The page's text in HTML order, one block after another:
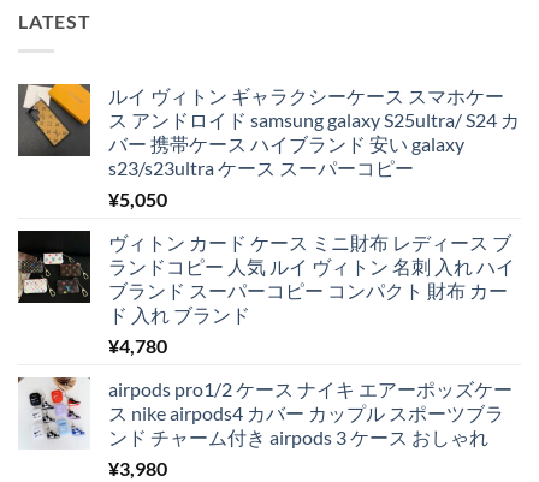
LATEST
ルイ ヴィトン ギャラクシーケース スマホケー
ス アンドロイド samsung galaxy S25ultra/ S24 カ
バー 携帯ケース ハイブランド 安い galaxy
s23/s23ultra ケース スーパーコピー
¥5,050
ヴィトン カード ケース ミニ財布 レディース ブ
ランドコピー 人気 ルイ ヴィトン 名刺 入れ ハイ
ブランド スーパーコピー コンパクト 財布 カー
ド 入れ ブランド
¥4,780
airpods pro1/2 ケース ナイキ エアーポッズケー
ス nike airpods4 カバー カップル スポーツブラ
ンド チャーム付き airpods 3 ケース おしゃれ
¥3,980